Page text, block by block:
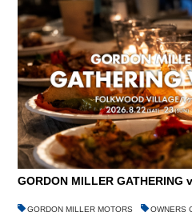
GORDON MILLER GATHERING
GORDON MILLER MOTORS OWNERS